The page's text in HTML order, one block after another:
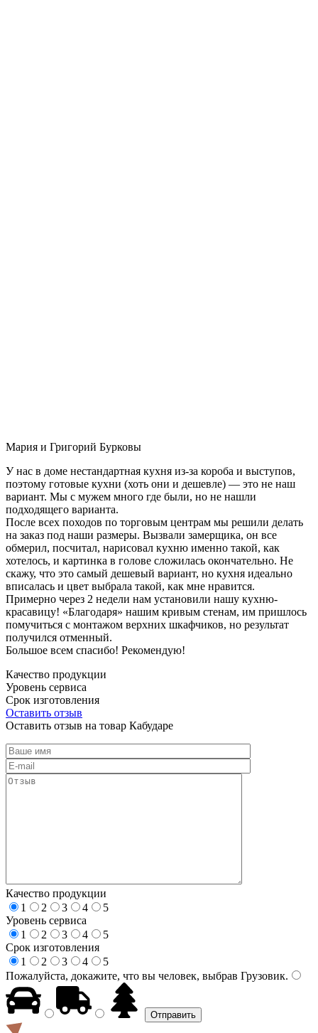
Мария и Григорий Бурковы
У нас в доме нестандартная кухня из-за короба и выступов,
поэтому готовые кухни (хоть они и дешевле) — это не наш
вариант. Мы с мужем много где были, но не нашли
подходящего варианта.
После всех походов по торговым центрам мы решили делать
на заказ под наши размеры. Вызвали замерщика, он все
обмерил, посчитал, нарисовал кухню именно такой, как
хотелось, и картинка в голове сложилась окончательно. Не
скажу, что это самый дешевый вариант, но кухня идеально
вписалась и цвет выбрала такой, как мне нравится.
Примерно через 2 недели нам установили нашу кухню-
красавицу! «Благодаря» нашим кривым стенам, им пришлось
помучиться с монтажом верхних шкафчиков, но результат
получился отменный.
Большое всем спасибо! Рекомендую!
Качество продукции
Уровень сервиса
Срок изготовления
Оставить отзыв
Оставить отзыв на товар Кабударе
Качество продукции
1
2 3 4
5
Уровень сервиса
1
2 3 4
5
Срок изготовления
1
2 3 4
5
Пожалуйста, докажите, что вы человек, выбрав Грузовик.